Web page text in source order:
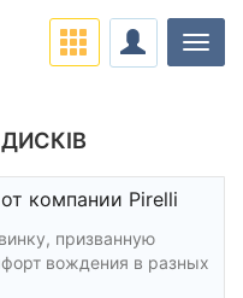
компании Pirelli
призванную
вождения в разных